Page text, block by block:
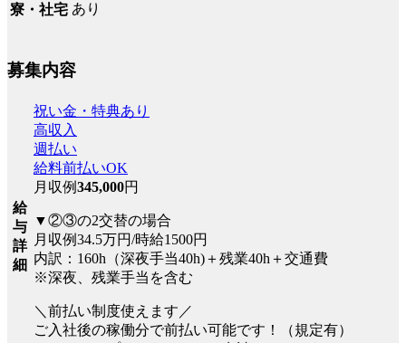
寮・社宅 あり
募集内容
給
与
詳
細
祝い金・特典あり
高収入
週払い
給料前払いOK
月収例345,000円
▼②③の2交替の場合
月収例34.5万円/時給1500円
内訳：160h（深夜手当40h)＋残業40h＋交通費
※深夜、残業手当を含む
＼前払い制度使えます／
ご入社後の稼働分で前払い可能です！（規定有）